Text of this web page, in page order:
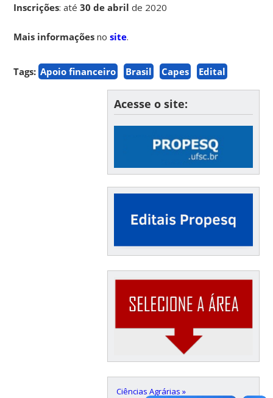
Inscrições: até30 de abrilde 2020
Mais informações nosite.
Tags: Apoio financeiro Brasil Capes Edital
Acesse o site:
Ciências Agrárias »